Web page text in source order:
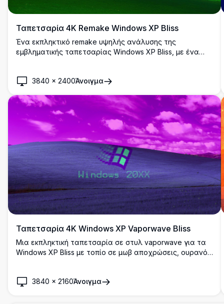
Ταπετσαρία 4K Remake Windows XP Bliss
Ένα εκπληκτικό remake υψηλής ανάλυσης της
εμβληματικής ταπετσαρίας Windows XP Bliss, με ένα
για φόντα επιφάνειας εργασίας.
3840 × 2400Άνοιγμα
Ταπετσαρία 4K Windows XP Vaporwave Bliss
Μια εκπληκτική ταπετσαρία σε στυλ vaporwave για τα
Windows XP Bliss με τοπίο σε μωβ αποχρώσεις, ουρανό
προσαρμογή επιφάνειας εργασίας σε εξαιρετικά υψηλή
3840 × 2160Άνοιγμα